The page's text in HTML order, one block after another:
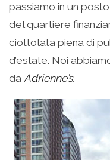
passiamo in un
del quartiere
ciottolata piena di
d’estate. Noi
da Adrienne’s.